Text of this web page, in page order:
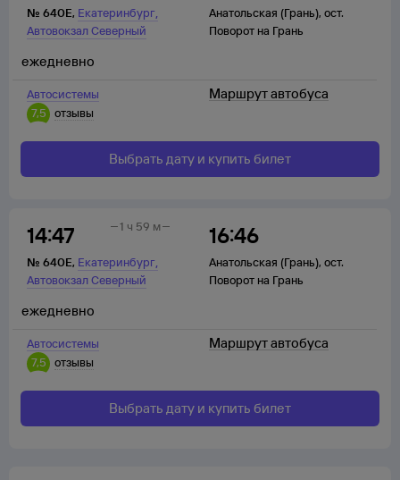
№ 640Е, Екатеринбург,
Автовокзал Северный
Анатольская (Грань), ост.
Поворот на Грань
Автосистемы
7,5
отзывы
ежедневно
Маршрут автобуса
Выбрать дату и купить билет
14:47
№ 640Е, Екатеринбург,
Автовокзал Северный
16:46
Анатольская (Грань), ост.
Поворот на Грань
1 ч 59 м
Автосистемы
7,5
отзывы
ежедневно
Маршрут автобуса
Выбрать дату и купить билет